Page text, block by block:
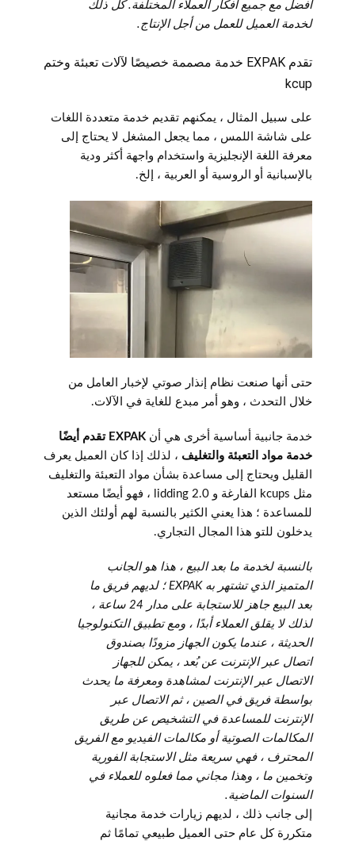
أفضل مع جميع أفكار العملاء المختلفة. كل ذلك
لخدمة العميل للعمل من أجل الإنتاج.
تقدم EXPAK خدمة مصممة خصيصًا لآلات تعبئة وختم
kcup
على سبيل المثال ، يمكنهم تقديم خدمة متعددة اللغات
على شاشة اللمس ، مما يجعل المشغل لا يحتاج إلى
معرفة اللغة الإنجليزية واستخدام واجهة أكثر ودية
بالإسبانية أو الروسية أو العربية ، إلخ.
حتى أنها صنعت نظام إنذار صوتي لإخبار العامل من
خلال التحدث ، وهو أمر مبدع للغاية في الآلات.
خدمة جانبية أساسية أخرى هي أن
EXPAK تقدم أيضًا
خدمة مواد التعبئة والتغليف ، لذلك إذا كان العميل يعرف
القليل ويحتاج إلى مساعدة بشأن مواد التعبئة والتغليف
مثل kcups الفارغة و 2.0 lidding ، فهو أيضًا مستعد
للمساعدة ؛ هذا يعني الكثير بالنسبة لهم أولئك الذين
يدخلون للتو هذا المجال التجاري.
بالنسبة لخدمة ما بعد البيع ، هذا هو الجانب
المتميز الذي تشتهر به EXPAK ؛ لديهم فريق ما
بعد البيع جاهز للاستجابة على مدار 24 ساعة ،
لذلك لا يقلق العملاء أبدًا ، ومع تطبيق التكنولوجيا
الحديثة ، عندما يكون الجهاز مزودًا بصندوق
اتصال عبر الإنترنت عن بُعد ، يمكن للجهاز
الاتصال عبر الإنترنت لمشاهدة ومعرفة ما يحدث
بواسطة فريق في الصين ، ثم الاتصال عبر
الإنترنت للمساعدة في التشخيص عن طريق
المكالمات الصوتية أو مكالمات الفيديو مع الفريق
المحترف ، فهي سريعة مثل الاستجابة الفورية
وتخمين ما ، وهذا مجاني مما فعلوه للعملاء في
السنوات الماضية.
إلى جانب ذلك ، لديهم زيارات خدمة مجانية
متكررة كل عام حتى العميل طبيعي تمامًا ثم